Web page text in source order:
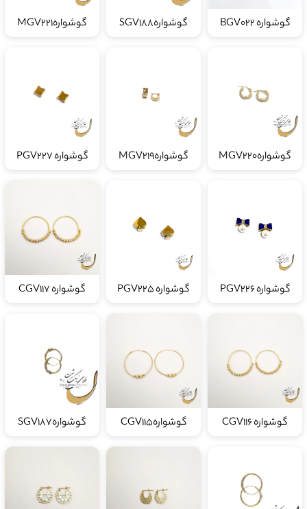
گوشواره BGV022 گوشوارهSGV188 گوشوارهMGV221
گوشوارهMGV220 گوشوارهMGV219 گوشواره PGV227
گوشواره PGV226 گوشواره PGV225 گوشواره CGV117
گوشواره CGV116 گوشوارهCGV115 گوشوارهSGV187